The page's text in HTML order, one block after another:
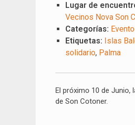
Lugar de
Vecinos Nova Son
Categorías:
Etiquetas: Islas
solidario, Palma
El próximo 10 de Junio,
de Son Cotoner.